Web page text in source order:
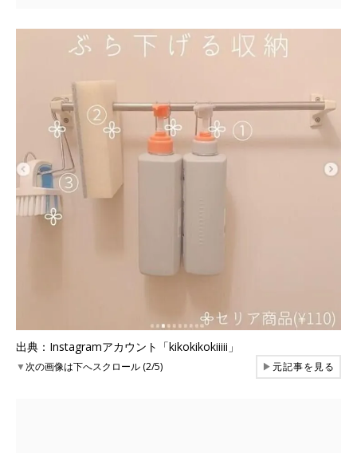
出典：Instagramアカウント「kikokikokiiiii」
▼次の画像は下へスクロール (2/5) ▶元記事を見る